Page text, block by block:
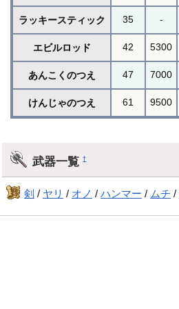
ラッキースティック 35 -
エビルロッド 42 5300
あんこくのつえ 47 7000
けんじゃのつえ 61 9500
武器一覧†
剣 / ヤリ / オノ /ハンマー / ムチ /